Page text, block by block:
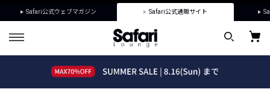
Safari公式ウェブマガジン Safari公式通販サイト